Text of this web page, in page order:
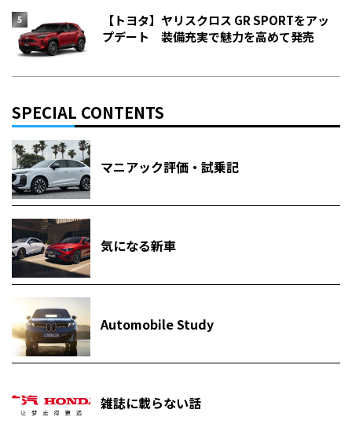
【トヨタ】ヤリスクロス GR SPORTをアッ
プデート 装備充実で魅力を高めて発売
SPECIAL CONTENTS
マニアック評価・試乗記
気になる新車
Automobile Study
雑誌に載らない話